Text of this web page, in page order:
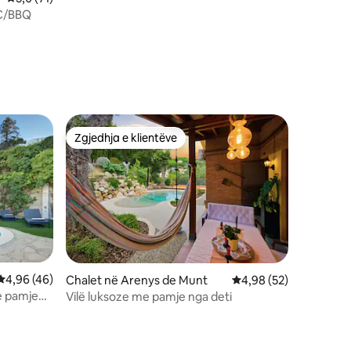
BBQ
mesatar 4,96 nga 5, 46 vlerësime
4,96 (46)
pamje
Zgjedhja e klientëve
Zgjedhja e klientëve
Chalet në Arenys de Munt Vlerësimi mesatar
4,98 (52)
Vilë luksoze me pamje nga deti